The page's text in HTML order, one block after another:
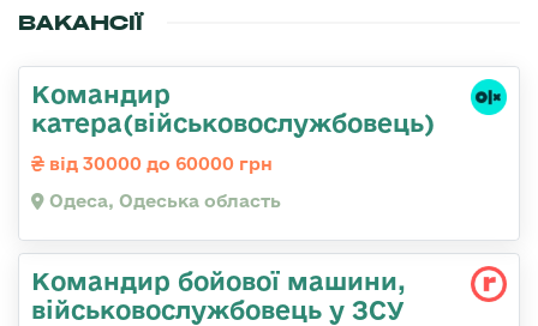
ВАКАНСІЇ
Командир
катера(військовослужбовець)
від 30000 до 60000 грн
Одеса, Одеська область
Командир бойової машини,
військовослужбовець у ЗСУ